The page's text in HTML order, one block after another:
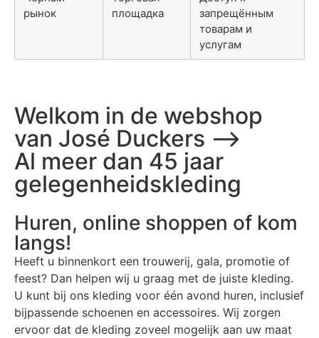
рынок
площадка
запрещённым
товарам и
услугам
Welkom in de webshop
van José Duckers ⟶
Al meer dan 45 jaar
gelegenheidskleding
Huren, online shoppen of kom
langs!
Heeft u binnenkort een trouwerij, gala, promotie of
feest? Dan helpen wij u graag met de juiste kleding.
U kunt bij ons kleding voor één avond huren, inclusief
bijpassende schoenen en accessoires. Wij zorgen
ervoor dat de kleding zoveel mogelijk aan uw maat